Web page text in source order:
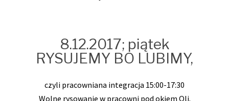
8.12.2017; piątek
RYSUJEMY BO LUBIMY,
czyli pracowniana integracja 15:00-17:30
Wolne rysowanie w pracowni pod okiem Oli.